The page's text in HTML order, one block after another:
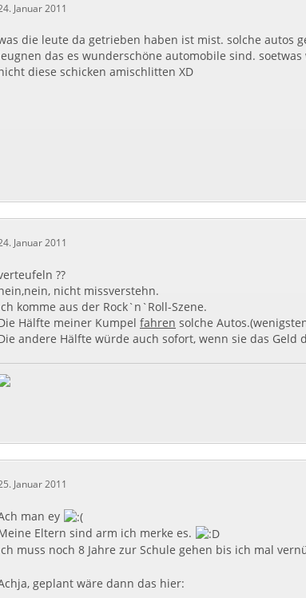
Januar 2011
die leute da getrieben haben ist mist. solche autos
das es wunderschöne automobile sind.
diese schicken amischlitten XD
Januar 2011
??
nicht missverstehn.
komme aus der Rock`n`Roll-Szene.
Hälfte meiner Kumpel fahren solche
andere Hälfte würde auch sofort, wenn sie das Geld
Januar 2011
man ey
Eltern sind arm ich merke es.
muss noch 8 Jahre zur Schule gehen bis ich mal
geplant wäre dann das hier: